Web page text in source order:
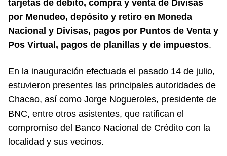
tarjetas de débito, compra y venta de Divisas
por Menudeo, depósito y retiro en Moneda
Nacional y Divisas, pagos por Puntos de Venta y
Pos Virtual, pagos de planillas y de impuestos.
En la inauguración efectuada el pasado 14 de julio,
estuvieron presentes las principales autoridades de
Chacao, así como Jorge Nogueroles, presidente de
BNC, entre otros asistentes, que ratifican el
compromiso del Banco Nacional de Crédito con la
localidad y sus vecinos.